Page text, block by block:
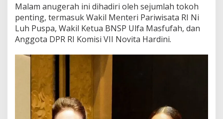
Malam anugerah ini dihadiri oleh sejumlah tokoh
penting, termasuk Wakil Menteri Pariwisata RI Ni
Luh Puspa, Wakil Ketua BNSP Ulfa Masfufah, dan
Anggota DPR RI Komisi VII Novita Hardini.